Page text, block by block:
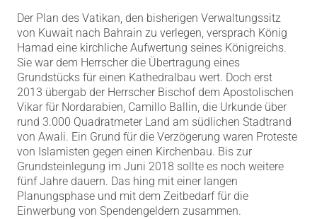
Der Plan des Vatikan, den bisherigen Verwaltungssitz
von Kuwait nach Bahrain zu verlegen, versprach König
Hamad eine kirchliche Aufwertung seines Königreichs.
Sie war dem Herrscher die Übertragung eines
Grundstücks für einen Kathedralbau wert. Doch erst
2013 übergab der Herrscher Bischof dem Apostolischen
Vikar für Nordarabien, Camillo Ballin, die Urkunde über
rund 3.000 Quadratmeter Land am südlichen Stadtrand
von Awali. Ein Grund für die Verzögerung waren Proteste
von Islamisten gegen einen Kirchenbau. Bis zur
Grundsteinlegung im Juni 2018 sollte es noch weitere
fünf Jahre dauern. Das hing mit einer langen
Planungsphase und mit dem Zeitbedarf für die
Einwerbung von Spendengeldern zusammen.